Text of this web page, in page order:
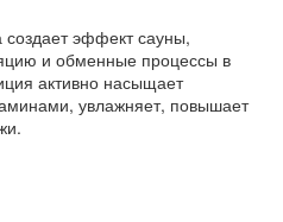
создает эффект сауны,
и обменные процессы в
активно насыщает
увлажняет, повышает